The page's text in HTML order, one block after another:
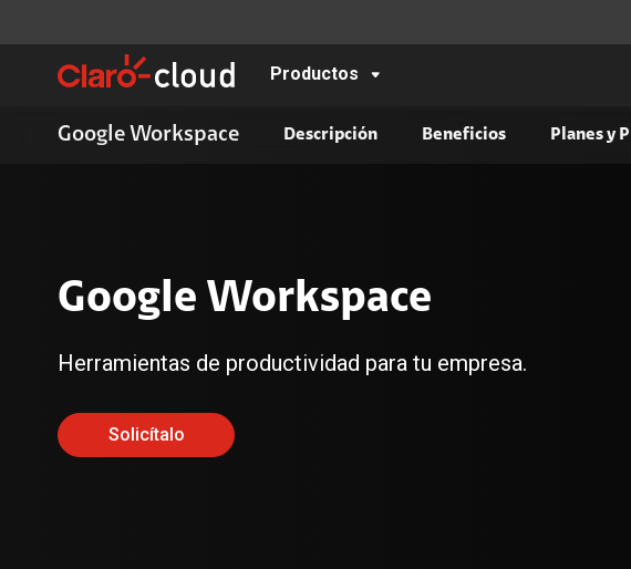
Productos
Infraestructura Presencia Web
Aplicaciones
Google Workspace
Herramientas de productividad para tu empresa.
Solicítalo
Google Workspace Descripción Beneficios Planes y